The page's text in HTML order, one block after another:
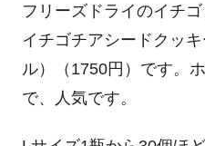
フリーズドライのイチ
イチゴチアシードクッ
ル）（1750円）です。
で、人気です。